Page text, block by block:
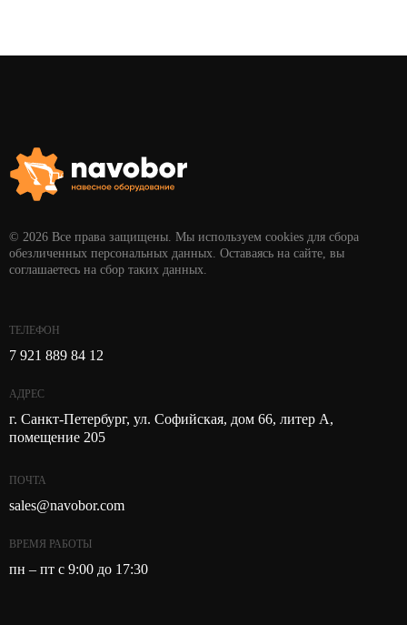
© 2026 Все права защищены. Мы используем cookies для сбора
обезличенных персональных данных. Оставаясь на сайте, вы
соглашаетесь на сбор таких данных.
ТЕЛЕФОН
7 921 889 84 12
АДРЕС
г. Санкт-Петербург, ул. Софийская, дом 66, литер А,
помещение 205
ПОЧТА
sales@navobor.com
ВРЕМЯ РАБОТЫ
пн – пт с 9:00 до 17:30